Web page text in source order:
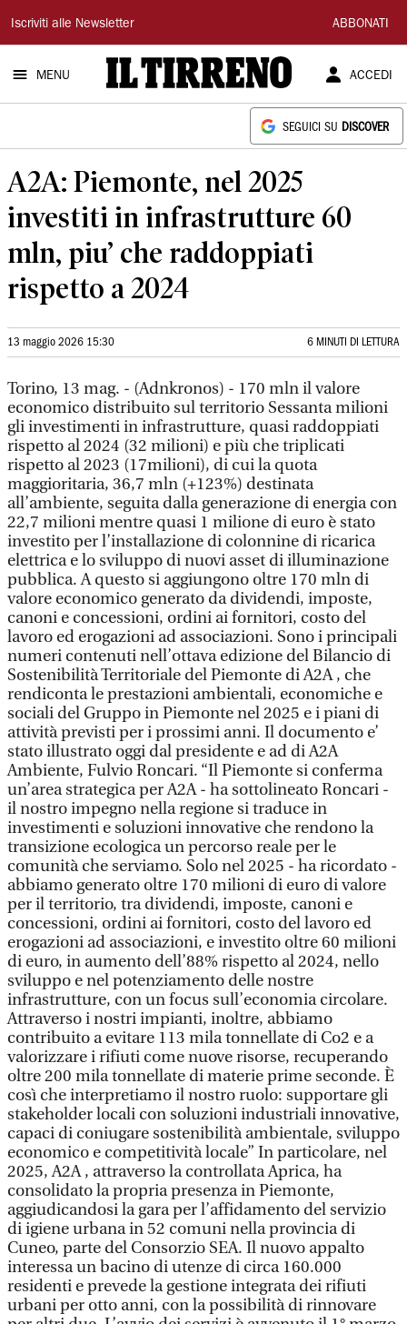
Il
Tirreno
Iscriviti alle Newsletter ABBONATI
MENU ACCEDI
SEGUICI SU DISCOVER
A2A: Piemonte, nel 2025
investiti in infrastrutture 60
mln, piu’ che raddoppiati
rispetto a 2024
13 maggio 2026 15:30 6 MINUTI DI LETTURA
Torino, 13 mag. - (Adnkronos) - 170 mln il valore
economico distribuito sul territorio Sessanta milioni
gli investimenti in infrastrutture, quasi raddoppiati
rispetto al 2024 (32 milioni) e più che triplicati
rispetto al 2023 (17milioni), di cui la quota
maggioritaria, 36,7 mln (+123%) destinata
all’ambiente, seguita dalla generazione di energia con
22,7 milioni mentre quasi 1 milione di euro è stato
investito per l’installazione di colonnine di ricarica
elettrica e lo sviluppo di nuovi asset di illuminazione
pubblica. A questo si aggiungono oltre 170 mln di
valore economico generato da dividendi, imposte,
canoni e concessioni, ordini ai fornitori, costo del
lavoro ed erogazioni ad associazioni. Sono i principali
numeri contenuti nell’ottava edizione del Bilancio di
Sostenibilità Territoriale del Piemonte di A2A , che
rendiconta le prestazioni ambientali, economiche e
sociali del Gruppo in Piemonte nel 2025 e i piani di
attività previsti per i prossimi anni. Il documento e’
stato illustrato oggi dal presidente e ad di A2A
Ambiente, Fulvio Roncari. “Il Piemonte si conferma
un’area strategica per A2A - ha sottolineato Roncari -
il nostro impegno nella regione si traduce in
investimenti e soluzioni innovative che rendono la
transizione ecologica un percorso reale per le
comunità che serviamo. Solo nel 2025 - ha ricordato -
abbiamo generato oltre 170 milioni di euro di valore
per il territorio, tra dividendi, imposte, canoni e
concessioni, ordini ai fornitori, costo del lavoro ed
erogazioni ad associazioni, e investito oltre 60 milioni
di euro, in aumento dell’88% rispetto al 2024, nello
sviluppo e nel potenziamento delle nostre
infrastrutture, con un focus sull’economia circolare.
Attraverso i nostri impianti, inoltre, abbiamo
contribuito a evitare 113 mila tonnellate di Co2 e a
valorizzare i rifiuti come nuove risorse, recuperando
oltre 200 mila tonnellate di materie prime seconde. È
così che interpretiamo il nostro ruolo: supportare gli
stakeholder locali con soluzioni industriali innovative,
capaci di coniugare sostenibilità ambientale, sviluppo
economico e competitività locale” In particolare, nel
2025, A2A , attraverso la controllata Aprica, ha
consolidato la propria presenza in Piemonte,
aggiudicandosi la gara per l’affidamento del servizio
di igiene urbana in 52 comuni nella provincia di
Cuneo, parte del Consorzio SEA. Il nuovo appalto
interessa un bacino di utenze di circa 160.000
residenti e prevede la gestione integrata dei rifiuti
urbani per otto anni, con la possibilità di rinnovare